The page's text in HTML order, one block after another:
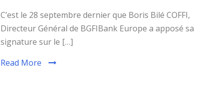
C’est le 28 septembre dernier que Boris Bilé COFFI,
Directeur Général de BGFIBank Europe a apposé sa
signature sur le […]
Read More